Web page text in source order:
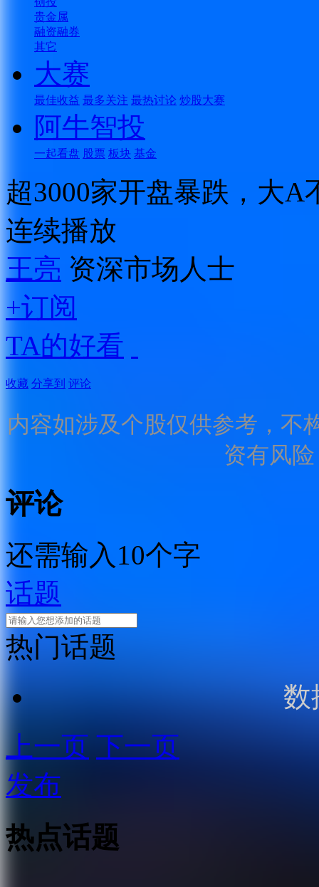
贵金属
融资融券
其它
大赛
最佳收益 最多关注 最热讨论 炒股大赛
阿牛智投
一起看盘 股票 板块 基金
超3000家开盘暴跌，大A
连续播放
王亮 资深市场人士
+订阅
TA的好看
收藏 分享到 评论
内容如涉及个股仅供参考，不
资有风
评论
还需输入10个字
话题
热门话题
数
上一页 下一页
发布
热点话题